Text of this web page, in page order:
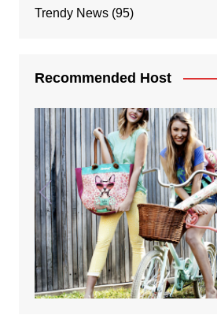
Trendy News(95)
Recommended Host